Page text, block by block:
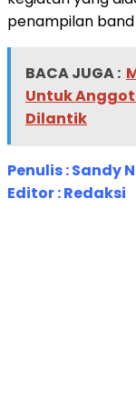
penampilan
BACA JUGA :
Untuk
Dilantik
Penulis : Sandy
Editor : Redaksi